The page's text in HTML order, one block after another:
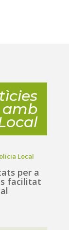
amb
Local
per a
facilitat